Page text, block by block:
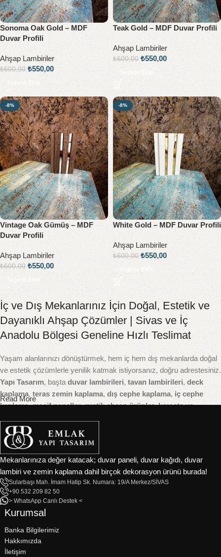
Sonoma Oak Gold – MDF
Duvar Profili
Ahşap Lambiriler
₺600,00 ₺550,00
Sepete Ekle
Teak Gold – MDF Duvar Profili
Ahşap Lambiriler
₺600,00 ₺550,00
Sepete Ekle
-8%
Vintage Oak Gümüş – MDF
Duvar Profili
Ahşap Lambiriler
₺600,00 ₺550,00
Sepete Ekle
-8%
White Gold – MDF Duvar Profili
Ahşap Lambiriler
₺600,00 ₺550,00
İç ve Dış Mekanlarınız İçin Doğal, Estetik ve
Dayanıklı Ahşap Çözümler | Sivas ve İç
Anadolu Bölgesi Geneline Hızlı Teslimat
Yaşam alanlarınızı dönüştürmek, hem iç hem dış mekanlarda doğal
ve estetik çözümlerle yenilik katmak istiyorsanız, doğru adrestesiniz.
Yapı Tasarım, başta duvar lambirileri, tavan lambirileri, deck
kaplama, teras zemin kaplama, dış cephe kaplama, iç cephe
kaplama,masif paneller,rustik ahşap ürünler,kereste ve
doğal dokunuşlar kazandırıyor.
Ahşap dekorasyon ve yapı malzemelerinde kaliteyi ve doğallığı ön
planda tutan firmamız, Sivas merkezli olup tümSivas ilçeleri–
Zara, Suşehri, Şarkışla, Kangal, Divriği, Yıldızeli, Gemerek,
Hafik, Gürün, İmranlıbaşta olmak üzere tüm bölgeye ve
Anadolu’nun tamamınahizmet vermektedir.
Profesyonel Çözümler
Read More
Mekanlarınıza değer katacak; duvar paneli, duvar kağıdı, duvar
lambiri ve zemin kaplama dahil birçok dekorasyon ürünü burada!
Sularbaşı Mah. İmam Hatip Sk. Numara: 19/A Merkez/SİVAS
+90 532 209 82 50
> WhatsApp Canlı Destek <
Kurumsal
Banka Bilgilerimiz
Hakkımızda
İletişim